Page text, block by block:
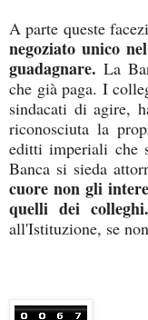
A parte queste
negoziato unico
guadagnare. La
che già paga. I
sindacati di agire,
riconosciuta la
editti imperiali che
Banca si sieda
cuore non gli
quelli dei
all'Istituzione, se